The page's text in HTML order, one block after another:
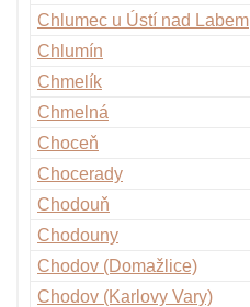
Chlumec u Ústí nad Labem
Chlumín
Chmelík
Chmelná
Choceň
Chocerady
Chodouň
Chodouny
Chodov (Domažlice)
Chodov (Karlovy Vary)